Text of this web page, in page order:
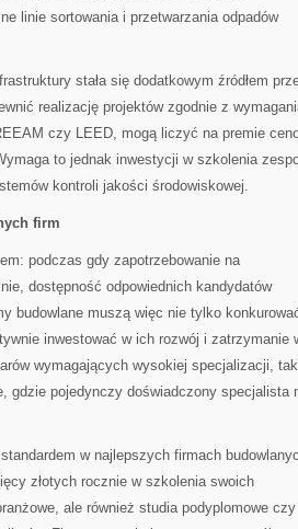
linie sortowania i przetwarzania odpadów
stała się dodatkowym źródłem
realizację projektów zgodnie z
czy LEED, mogą liczyć na premie
to jednak inwestycji w szkolenia
kontroli jakości środowiskowej.
firm
podczas gdy zapotrzebowanie na
dostępność odpowiednich kandydatów
budowlane muszą więc nie tylko
inwestować w ich rozwój i zatrzymanie
wymagających wysokiej specjalizacji,
gdzie pojedynczy doświadczony specjalista
w najlepszych firmach
złotych rocznie w szkolenia swoich
ale również studia podyplomowe